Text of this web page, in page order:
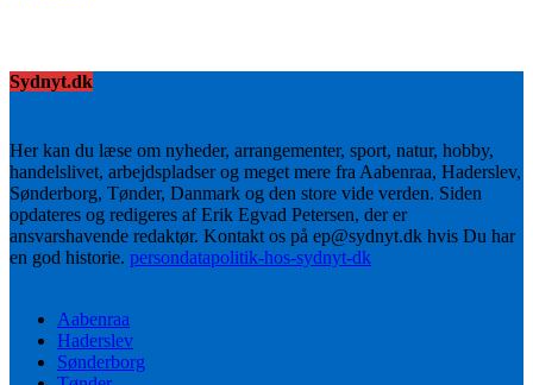
Sydnyt.dk
Her kan du læse om nyheder, arrangementer, sport, natur, hobby,
handelslivet, arbejdspladser og meget mere fra Aabenraa, Haderslev,
Sønderborg, Tønder, Danmark og den store vide verden. Siden
opdateres og redigeres af Erik Egvad Petersen, der er
ansvarshavende redaktør. Kontakt os på ep@sydnyt.dk hvis Du har
en god historie. persondatapolitik-hos-sydnyt-dk
Aabenraa
Haderslev
Sønderborg